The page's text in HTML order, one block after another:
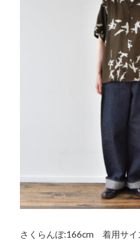
さくらんぼ:166cm 着用サイ